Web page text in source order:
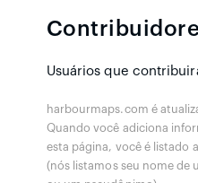
Usuários que
harbourmaps.com é
Quando você adiciona
esta página, você é listado
(nós listamos seu nome de